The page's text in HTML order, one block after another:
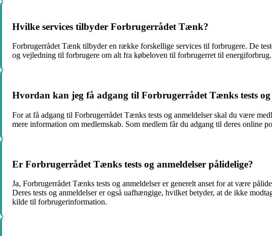
Hvilke services tilbyder Forbrugerrådet Tænk?
Forbrugerrådet Tænk tilbyder en række forskellige services til forbrugere. De
og vejledning til forbrugere om alt fra købeloven til forbrugerret til
Hvordan kan jeg få adgang til Forbrugerrådet Tænks tests og
For at få adgang til Forbrugerrådet Tænks tests og anmeldelser skal du være
mere information om medlemskab. Som medlem får du adgang til deres online
Er Forbrugerrådet Tænks tests og anmeldelser pålidelige?
Ja, Forbrugerrådet Tænks tests og anmeldelser er generelt anset for at være
Deres tests og anmeldelser er også uafhængige, hvilket betyder, at de ikke
kilde til forbrugerinformation.